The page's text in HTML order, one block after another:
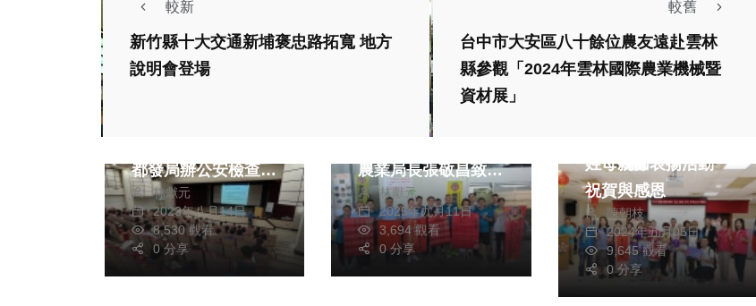
較新
新竹縣十大交通新埔褒忠路拓寬 地方
說明會登場
較舊
台中市大安區八十餘位農友遠赴雲林
縣參觀「2024年雲林國際農業機械暨
資材展」
社會 生活
都發局辦公安檢查會
議 林獻元
2023年八月14日
8,530 觀看
0 分享
財經及消費
中市雙獲114年全國
十大績優農業產銷班
農業局長張敬昌致贈
紅榜祝賀！
林獻元
2025年九月11日
3,694 觀看
0 分享
熱門 健康及醫療
姓母親節表揚活動
祝賀與感恩
陳朝枝
2024年五月05日
9,645 觀看
0 分享
熱門 生活
歷經五十年等待 霧
社會
新竹縣新工派出所全